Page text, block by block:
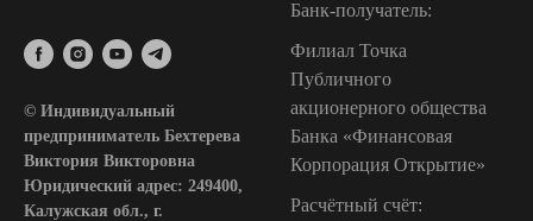
• Офлайн участие в 2-
тренингах Модуля 1 и
• Проверка домашних
• Еженедельные
© Индивидуальный
предприниматель Бехтерева
Виктория Викторовна
Юридический адрес: 249400,
Калужская обл., г.
Банк-получатель:
Филиал Точка
Публичного
акционерного общества
Банка «Финансовая
Корпорация Открытие»
Расчётный счёт: